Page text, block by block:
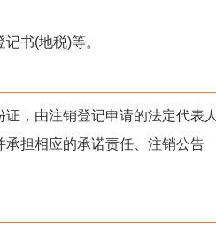
书(地税)等。
，由注销登记申请的法定代表人
担相应的承诺责任、注销公告